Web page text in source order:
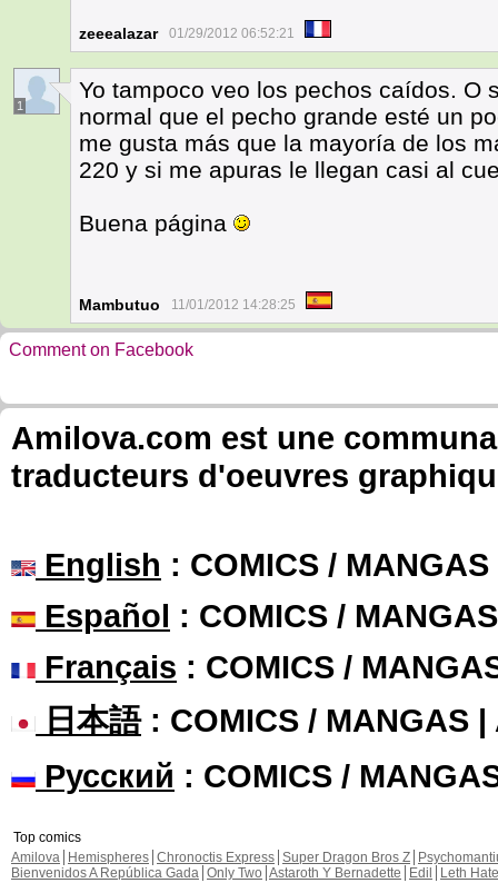
zeeealazar 01/29/2012 06:52:21
1
Yo tampoco veo los pechos caídos. O
normal que el pecho grande esté un
me gusta más que la mayoría de los
220 y si me apuras le llegan casi al
Buena página
Mambutuo 11/01/2012 14:28:25
Comment on Facebook
Amilova.com est une
traducteurs d'oeuvres
English : COMICS /
Español : COMICS /
Français : COMICS /
日本語: COMICS / MANGAS |
Русский : COMICS /
Top comics
Amilova
Hemispheres Chronoctis Express Super Dragon Bros Z
Bienvenidos A República Gada Only Two Astaroth Y Bernadette Edil
Leth Hate